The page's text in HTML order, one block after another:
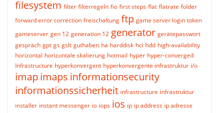
filesystem filter filterregeln fio first steps flat flatrate folder
forward error correction freischaltung ftp game server login token
gameserver gen 12 generation 12 generator gerätepasswort
gespräch gpt gs gslt guthaben ha harddisk hci hdd high-availability
horizontal horizontale skalierung hotmail hyper hyper-converged
Infrastructure hyperkonvergent hyperkonvergente infrastruktur i/o
imapimaps informationsecurity
informationssicherheit infrastructure infrastruktur
installer instant messenger io iops ios ip ip address ip adresse